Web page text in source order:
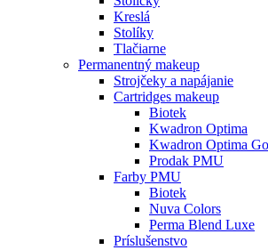
Kreslá
Stolíky
Tlačiarne
Permanentný makeup
Strojčeky a napájanie
Cartridges makeup
Biotek
Kwadron Optima
Kwadron Optima
Prodak PMU
Farby PMU
Biotek
Nuva Colors
Perma Blend Luxe
Príslušenstvo